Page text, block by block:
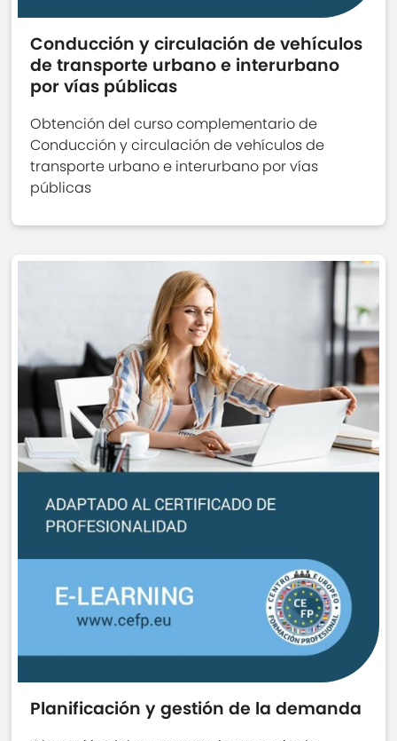
Conducción y circulación de vehículos
de transporte urbano e interurbano
por vías públicas
Obtención del curso complementario de
Conducción y circulación de vehículos de
transporte urbano e interurbano por vías
públicas
Planificación y gestión de la demanda